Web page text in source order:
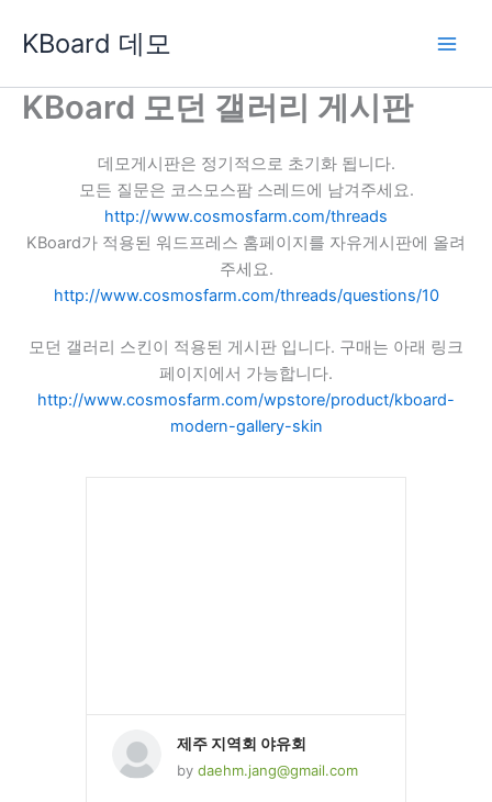
로
KBoard 데모
KBoard 모던 갤러리 게시판
데모게시판은 정기적으로 초기화 됩니다.
모든 질문은 코스모스팜 스레드에 남겨주세요.
http://www.cosmosfarm.com/threads
KBoard가 적용된 워드프레스 홈페이지를 자유게시판에 올려
주세요.
http://www.cosmosfarm.com/threads/questions/10
모던 갤러리 스킨이 적용된 게시판 입니다. 구매는 아래 링크
페이지에서 가능합니다.
http://www.cosmosfarm.com/wpstore/product/kboard-
modern-gallery-skin
제주 지역회 야유회
by daehm.jang@gmail.com